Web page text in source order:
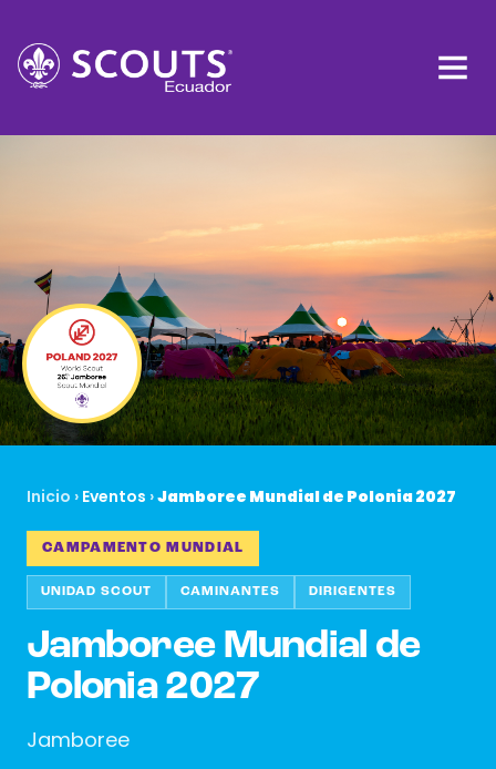
Inicio › Eventos ›Jamboree Mundial de Polonia 2027
CAMPAMENTO MUNDIAL
UNIDAD SCOUT CAMINANTES DIRIGENTES
Jamboree Mundial de
Polonia 2027
Jamboree